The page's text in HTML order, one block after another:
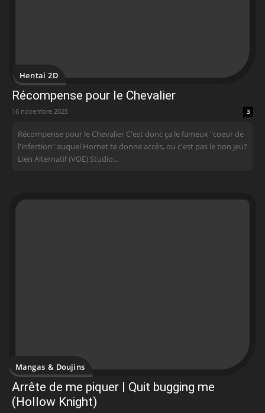
Hentai 2D
Récompense pour le Chevalier
16 novembre 2025 3
Récompense pour le Chevalier C'est donc ça le fameux "coeur de
l'infection" auquel Hornet te donne accès, ou c'est pas le bon jeu?
Lien Alternatif (VOE) Studio...
Mangas & Doujins
Arrête de me piquer | Quit bugging me
(Hollow Knight)